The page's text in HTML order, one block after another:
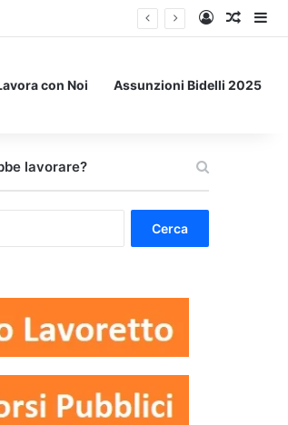
Accedi
Un
con Noi Assunzioni Bidelli 2025
lavorare?